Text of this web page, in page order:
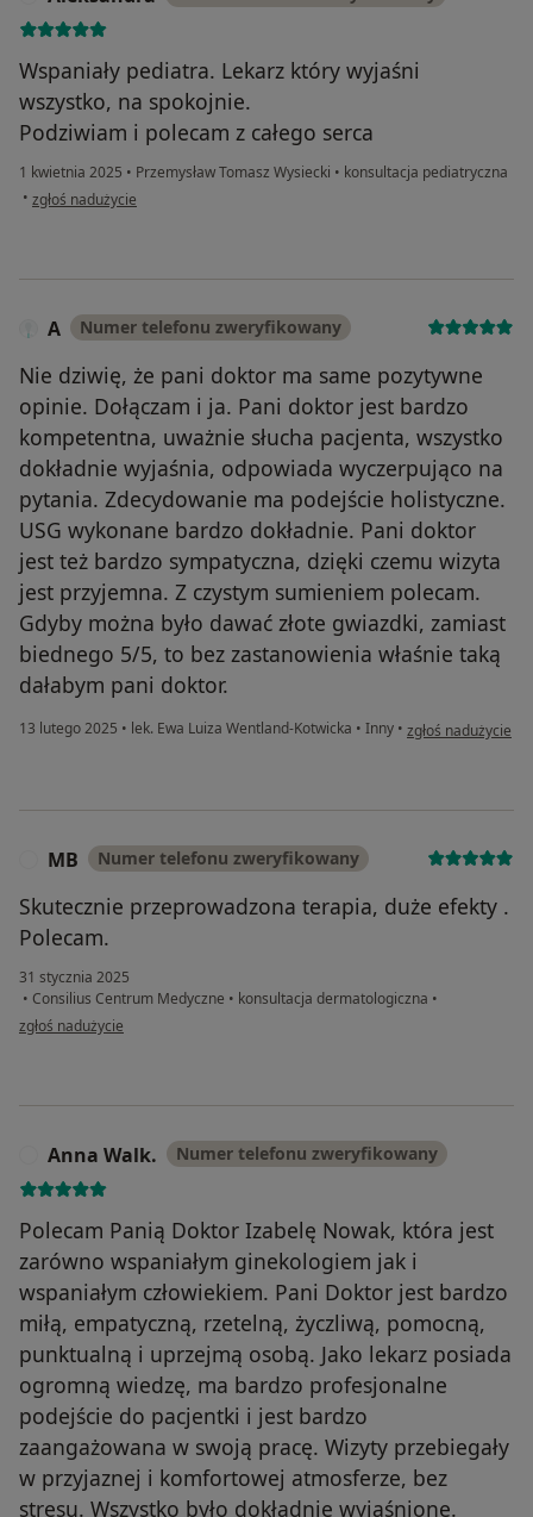
Wspaniały pediatra. Lekarz który wyjaśni
wszystko, na spokojnie.
Podziwiam i polecam z całego serca
1 kwietnia 2025 • Przemysław Tomasz Wysiecki • konsultacja pediatryczna
• w opinii użytkownika Aleksandra
zgłoś nadużycie
A Numer telefonu zweryfikowany
Nie dziwię, że pani doktor ma same pozytywne
opinie. Dołączam i ja. Pani doktor jest bardzo
kompetentna, uważnie słucha pacjenta, wszystko
dokładnie wyjaśnia, odpowiada wyczerpująco na
pytania. Zdecydowanie ma podejście holistyczne.
USG wykonane bardzo dokładnie. Pani doktor
jest też bardzo sympatyczna, dzięki czemu wizyta
jest przyjemna. Z czystym sumieniem polecam.
Gdyby można było dawać złote gwiazdki, zamiast
biednego 5/5, to bez zastanowienia właśnie taką
dałabym pani doktor.
13 lutego 2025 • lek. Ewa Luiza Wentland-Kotwicka • Inny • w opinii
zgłoś nadużycie
MB Numer telefonu zweryfikowany
Skutecznie przeprowadzona terapia, duże efekty .
Polecam.
31 stycznia 2025
• Consilius Centrum Medyczne • konsultacja dermatologiczna •
w opinii użytkownika MB
zgłoś nadużycie
Anna Walk. Numer telefonu zweryfikowany
Polecam Panią Doktor Izabelę Nowak, która jest
zarówno wspaniałym ginekologiem jak i
wspaniałym człowiekiem. Pani Doktor jest bardzo
miłą, empatyczną, rzetelną, życzliwą, pomocną,
punktualną i uprzejmą osobą. Jako lekarz posiada
ogromną wiedzę, ma bardzo profesjonalne
podejście do pacjentki i jest bardzo
zaangażowana w swoją pracę. Wizyty przebiegały
w przyjaznej i komfortowej atmosferze, bez
stresu. Wszystko było dokładnie wyjaśnione.